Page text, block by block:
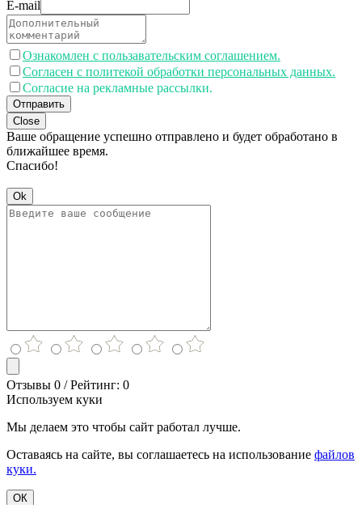
E-mail
Ознакомлен с пользавательским соглашением.
Согласен с политекой обработки персональных данных.
Согласие на рекламные рассылки.
Отправить
Close
Ваше обращение успешно отправлено и будет обработано в
ближайшее время.
Спасибо!
Ok
Отзывы 0 / Рейтинг: 0
Используем куки
Мы делаем это чтобы сайт работал лучше.
Оставаясь на сайте, вы соглашаетесь на использование файлов
куки.
ОК